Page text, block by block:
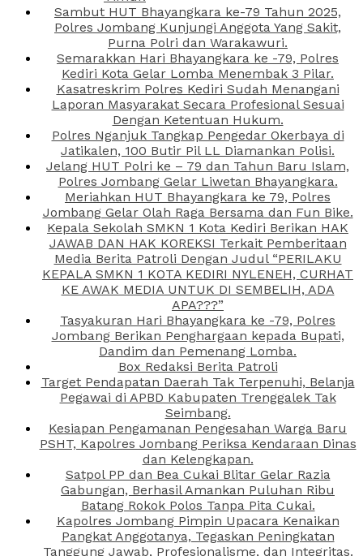
Sambut HUT Bhayangkara ke-79 Tahun 2025,
Polres Jombang Kunjungi Anggota Yang Sakit,
Purna Polri dan Warakawuri.
Semarakkan Hari Bhayangkara ke -79, Polres
Kediri Kota Gelar Lomba Menembak 3 Pilar.
Kasatreskrim Polres Kediri Sudah Menangani
Laporan Masyarakat Secara Profesional Sesuai
Dengan Ketentuan Hukum.
Polres Nganjuk Tangkap Pengedar Okerbaya di
Jatikalen, 100 Butir Pil LL Diamankan Polisi.
Jelang HUT Polri ke – 79 dan Tahun Baru Islam,
Polres Jombang Gelar Liwetan Bhayangkara.
Meriahkan HUT Bhayangkara ke 79, Polres
Jombang Gelar Olah Raga Bersama dan Fun Bike.
Kepala Sekolah SMKN 1 Kota Kediri Berikan HAK
JAWAB DAN HAK KOREKSI Terkait Pemberitaan
Media Berita Patroli Dengan Judul “PERILAKU
KEPALA SMKN 1 KOTA KEDIRI NYLENEH, CURHAT
KE AWAK MEDIA UNTUK DI SEMBELIH, ADA
APA???”
Tasyakuran Hari Bhayangkara ke -79, Polres
Jombang Berikan Penghargaan kepada Bupati,
Dandim dan Pemenang Lomba.
Box Redaksi Berita Patroli
Target Pendapatan Daerah Tak Terpenuhi, Belanja
Pegawai di APBD Kabupaten Trenggalek Tak
Seimbang.
Kesiapan Pengamanan Pengesahan Warga Baru
PSHT, Kapolres Jombang Periksa Kendaraan Dinas
dan Kelengkapan.
Satpol PP dan Bea Cukai Blitar Gelar Razia
Gabungan, Berhasil Amankan Puluhan Ribu
Batang Rokok Polos Tanpa Pita Cukai.
Kapolres Jombang Pimpin Upacara Kenaikan
Pangkat Anggotanya, Tegaskan Peningkatan
Tanggung Jawab, Profesionalisme, dan Integritas.